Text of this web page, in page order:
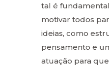
tal é
motivar todos
ideias, como
pensamento e
atuação para